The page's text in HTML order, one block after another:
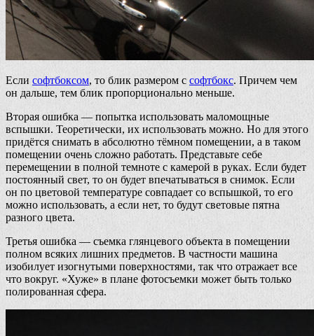
Если софтбоксом, то блик размером с софтбокс. Причем чем
он дальше, тем блик пропорционально меньше.
Вторая ошибка — попытка использовать маломощные
вспышки. Теоретически, их использовать можно. Но для этого
придётся снимать в абсолютно тёмном помещении, а в таком
помещении очень сложно работать. Представьте себе
перемещении в полной темноте с камерой в руках. Если будет
постоянный свет, то он будет впечатываться в снимок. Если
он по цветовой температуре совпадает со вспышкой, то его
можно использовать, а если нет, то будут световые пятна
разного цвета.
Третья ошибка — съемка глянцевого объекта в помещении
полном всяких лишних предметов. В частности машина
изобилует изогнутыми поверхностями, так что отражает все
что вокруг. «Хуже» в плане фотосъемки может быть только
полированная сфера.